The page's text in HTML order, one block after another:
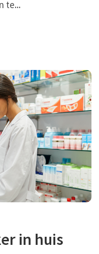
te...
in huis